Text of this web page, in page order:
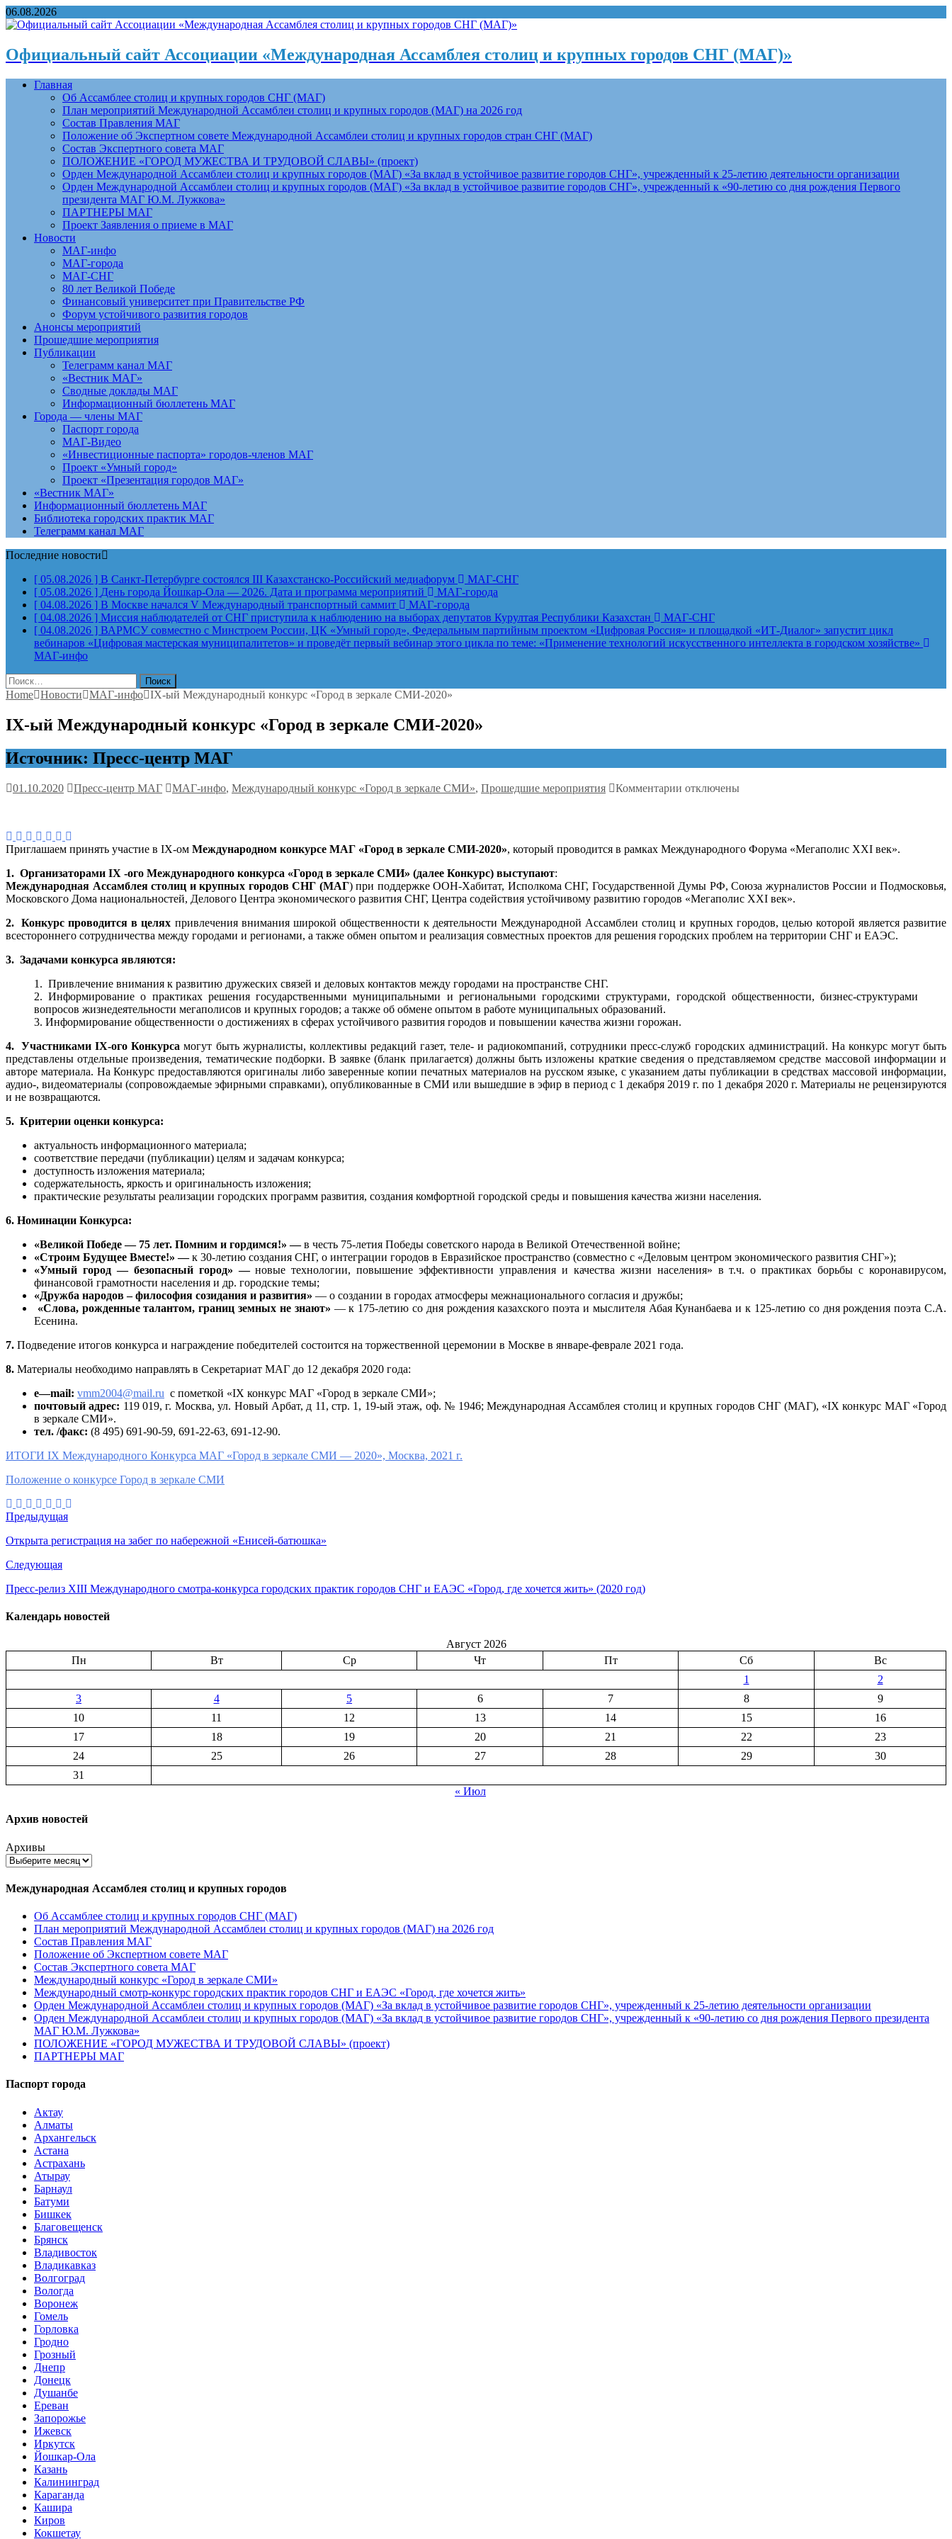
06.08.2026
Официальный сайт Ассоциации «Международная Ассамблея столиц и крупных городов СНГ (МАГ)»
Главная
Об Ассамблее столиц и крупных городов СНГ (МАГ)
План мероприятий Международной Ассамблеи столиц и крупных городов (МАГ) на 2026 год
Состав Правления МАГ
Положение об Экспертном совете Международной Ассамблеи столиц и крупных городов стран СНГ (МАГ)
Состав Экспертного совета МАГ
ПОЛОЖЕНИЕ «ГОРОД МУЖЕСТВА И ТРУДОВОЙ СЛАВЫ» (проект)
Орден Международной Ассамблеи столиц и крупных городов (МАГ) «За вклад в устойчивое развитие городов СНГ», учрежденный к 25-летию деятельности организации
Орден Международной Ассамблеи столиц и крупных городов (МАГ) «За вклад в устойчивое развитие городов СНГ», учрежденный к «90-летию со дня рождения Первого
президента МАГ Ю.М. Лужкова»
ПАРТНЕРЫ МАГ
Проект Заявления о приеме в МАГ
Новости
МАГ-инфо
МАГ-города
МАГ-СНГ
80 лет Великой Победе
Финансовый университет при Правительстве РФ
Форум устойчивого развития городов
Анонсы мероприятий
Прошедшие мероприятия
Публикации
Телеграмм канал МАГ
«Вестник МАГ»
Сводные доклады МАГ
Информационный бюллетень МАГ
Города — члены МАГ
Паспорт города
МАГ-Видео
«Инвестиционные паспорта» городов-членов МАГ
Проект «Умный город»
Проект «Презентация городов МАГ»
«Вестник МАГ»
Информационный бюллетень МАГ
Библиотека городских практик МАГ
Телеграмм канал МАГ
Последние новости
[ 05.08.2026 ] В Санкт-Петербурге состоялся III Казахстанско-Российский медиафорум
МАГ-СНГ
[ 05.08.2026 ] День города Йошкар-Ола — 2026. Дата и программа мероприятий
МАГ-города
[ 04.08.2026 ] В Москве начался V Международный транспортный саммит
МАГ-города
[ 04.08.2026 ] Миссия наблюдателей от СНГ приступила к наблюдению на выборах депутатов Курултая Республики Казахстан
МАГ-СНГ
[ 04.08.2026 ] ВАРМСУ совместно с Минстроем России, ЦК «Умный город», Федеральным партийным проектом «Цифровая Россия» и площадкой «ИТ-Диалог» запустит цикл
вебинаров «Цифровая мастерская муниципалитетов» и проведёт первый вебинар этого цикла по теме: «Применение технологий искусственного интеллекта в городском хозяйстве»
МАГ-инфо
Найти:
Home Новости МАГ-инфо IX-ый Международный конкурс «Город в зеркале СМИ-2020»
IX-ый Международный конкурс «Город в зеркале СМИ-2020»
Источник: Пресс-центр МАГ
01.10.2020 Пресс-центр МАГ МАГ-инфо, Международный конкурс «Город в зеркале СМИ», Прошедшие мероприятия Комментарии к
конкурс
зеркале
СМИ-2020»
отключены
Приглашаем принять участие в IX-ом Международном конкурсе МАГ «Город в зеркале СМИ-2020», который проводится в рамках Международного Форума «Мегаполис ХХI век».
1. Организаторами IX -ого Международного конкурса «Город в зеркале СМИ» (далее Конкурс) выступают:
Международная Ассамблея столиц и крупных городов СНГ (МАГ) при поддержке ООН-Хабитат, Исполкома СНГ, Государственной Думы РФ, Союза журналистов России и Подмосковья,
Московского Дома национальностей, Делового Центра экономического развития СНГ, Центра содействия устойчивому развитию городов «Мегаполис XXI век».
2.
Конкурс проводится в целях привлечения внимания широкой общественности к деятельности Международной Ассамблеи столиц и крупных городов, целью которой является развитие
всестороннего сотрудничества между городами и регионами, а также обмен опытом и реализация совместных проектов для решения городских проблем на территории СНГ и ЕАЭС.
3. Задачами конкурса являются:
1. Привлечение внимания к развитию дружеских связей и деловых контактов между городами на пространстве СНГ.
2. Информирование о практиках решения государственными муниципальными и региональными городскими структурами, городской общественности, бизнес-структурами
вопросов жизнедеятельности мегаполисов и крупных городов; а также об обмене опытом в работе муниципальных образований.
3. Информирование общественности о достижениях в сферах устойчивого развития городов и повышении качества жизни горожан.
4. Участниками IX-ого Конкурса могут быть журналисты, коллективы редакций газет, теле- и радиокомпаний, сотрудники пресс-служб городских администраций. На конкурс могут быть
представлены отдельные произведения, тематические подборки. В заявке (бланк прилагается) должны быть изложены краткие сведения о представляемом средстве массовой информации и
авторе материала. На Конкурс предоставляются оригиналы либо заверенные копии печатных материалов на русском языке, с указанием даты публикации в средствах массовой информации,
аудио-, видеоматериалы (сопровождаемые эфирными справками), опубликованные в СМИ или вышедшие в эфир в период с 1 декабря 2019 г. по 1 декабря 2020 г. Материалы не рецензируются
и не возвращаются.
5. Критерии оценки конкурса:
актуальность информационного материала;
соответствие передачи (публикации) целям и задачам конкурса;
доступность изложения материала;
содержательность, яркость и оригинальность изложения;
практические результаты реализации городских программ развития, создания комфортной городской среды и повышения качества жизни населения.
6. Номинации Конкурса:
«Великой Победе — 75 лет. Помним и гордимся!» —в честь 75-летия Победы советского народа в Великой Отечественной войне;
«Строим Будущее Вместе!» —к 30-летию создания СНГ, о интеграции городов в Евразийское пространство (совместно с «Деловым центром экономического развития СНГ»);
«Умный город — безопасный город» —новые технологии, повышение эффективности управления и качества жизни населения» в т.ч. о практиках борьбы с коронавирусом,
финансовой грамотности населения и др. городские темы;
«Дружба народов – философия созидания и развития» — о создании в городах атмосферы межнационального согласия и дружбы;
«Слова, рожденные талантом, границ земных не знают» — к 175-летию со дня рождения казахского поэта и мыслителя Абая Кунанбаева и к 125-летию со дня рождения поэта С.А.
Есенина.
7. Подведение итогов конкурса и награждение победителей состоится на торжественной церемонии в Москве в январе-феврале 2021 года.
8. Материалы необходимо направлять в Секретариат МАГ до 12 декабря 2020 года:
e—mail: vmm2004@mail.ru c пометкой «IX конкурс МАГ «Город в зеркале СМИ»;
почтовый адрес: 119 019, г. Москва, ул. Новый Арбат, д 11, стр. 1, 19-ый этаж, оф. № 1946; Международная Ассамблея столиц и крупных городов СНГ (МАГ), «IX конкурс МАГ «Город
в зеркале СМИ».
тел. /факс: (8 495) 691-90-59, 691-22-63, 691-12-90.
ИТОГИ IX Международного Конкурса МАГ «Город в зеркале СМИ — 2020», Москва, 2021 г.
Положение о конкурсе Город в зеркале СМИ
Предыдущая
Открыта регистрация на забег по набережной «Енисей-батюшка»
Следующая
Пресс-релиз XIII Международного смотра-конкурса городских практик городов СНГ и ЕАЭС «Город, где хочется жить» (2020 год)
Календарь новостей
Август 2026
Пн
Вт Ср Чт Пт Сб
Вс
1
2
3
4 5 6 7 8
9
10
11 12 13 14 15
16
17
18 19 20 21 22
23
24
25 26 27 28 29
30
31
« Июл
Архив новостей
Архивы
Международная Ассамблея столиц и крупных городов
Об Ассамблее столиц и крупных городов СНГ (МАГ)
План мероприятий Международной Ассамблеи столиц и крупных городов (МАГ) на 2026 год
Состав Правления МАГ
Положение об Экспертном совете МАГ
Состав Экспертного совета МАГ
Международный конкурс «Город в зеркале СМИ»
Международный смотр-конкурс городских практик городов СНГ и ЕАЭС «Город, где хочется жить»
Орден Международной Ассамблеи столиц и крупных городов (МАГ) «За вклад в устойчивое развитие городов СНГ», учрежденный к 25-летию деятельности организации
Орден Международной Ассамблеи столиц и крупных городов (МАГ) «За вклад в устойчивое развитие городов СНГ», учрежденный к «90-летию со дня рождения Первого президента
МАГ Ю.М. Лужкова»
ПОЛОЖЕНИЕ «ГОРОД МУЖЕСТВА И ТРУДОВОЙ СЛАВЫ» (проект)
ПАРТНЕРЫ МАГ
Паспорт города
Актау
Алматы
Архангельск
Астана
Астрахань
Атырау
Барнаул
Батуми
Бишкек
Благовещенск
Брянск
Владивосток
Владикавказ
Волгоград
Вологда
Воронеж
Гомель
Горловка
Гродно
Грозный
Днепр
Донецк
Душанбе
Ереван
Запорожье
Ижевск
Иркутск
Йошкар-Ола
Казань
Калининград
Караганда
Кашира
Киров
Кокшетау